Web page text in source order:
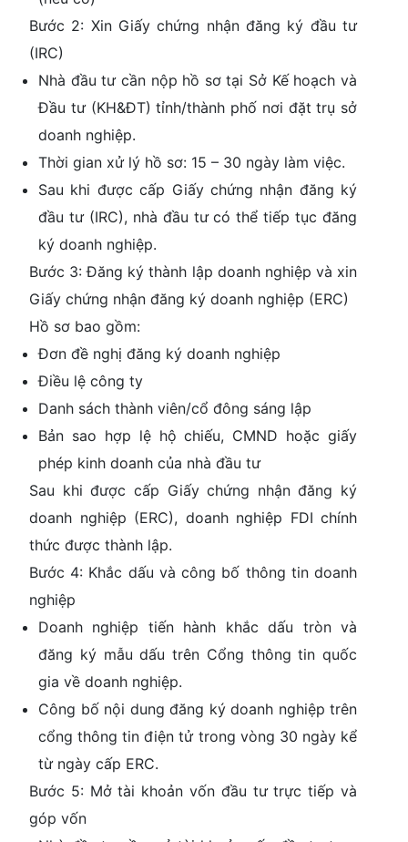
Bước 2: Xin Giấy chứng nhận đăng ký đầu tư
(IRC)
Nhà đầu tư cần nộp hồ sơ tại Sở Kế hoạch và
Đầu tư (KH&ĐT) tỉnh/thành phố nơi đặt trụ sở
doanh nghiệp.
Thời gian xử lý hồ sơ: 15 – 30 ngày làm việc.
Sau khi được cấp Giấy chứng nhận đăng ký
đầu tư (IRC), nhà đầu tư có thể tiếp tục đăng
ký doanh nghiệp.
Bước 3: Đăng ký thành lập doanh nghiệp và xin
Giấy chứng nhận đăng ký doanh nghiệp (ERC)
Hồ sơ bao gồm:
Đơn đề nghị đăng ký doanh nghiệp
Điều lệ công ty
Danh sách thành viên/cổ đông sáng lập
Bản sao hợp lệ hộ chiếu, CMND hoặc giấy
phép kinh doanh của nhà đầu tư
Sau khi được cấp Giấy chứng nhận đăng ký
doanh nghiệp (ERC), doanh nghiệp FDI chính
thức được thành lập.
Bước 4: Khắc dấu và công bố thông tin doanh
nghiệp
Doanh nghiệp tiến hành khắc dấu tròn và
đăng ký mẫu dấu trên Cổng thông tin quốc
gia về doanh nghiệp.
Công bố nội dung đăng ký doanh nghiệp trên
cổng thông tin điện tử trong vòng 30 ngày kể
từ ngày cấp ERC.
Bước 5: Mở tài khoản vốn đầu tư trực tiếp và
góp vốn